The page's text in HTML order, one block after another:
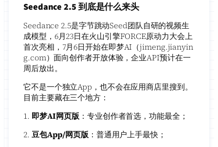
Seedance 2.5 到底是什么来头
Seedance 2.5是字节跳动Seed团队自研的视频生
成模型，6月23日在火山引擎FORCE原动力大会上
首次亮相，7月6日开始在即梦AI（jimeng.jianyin
g.com）面向创作者开放体验，企业API预计在一
周后放出。
它不是一个独立App，也不会在应用商店里搜到。
目前主要藏在三个地方：
1. 即梦AI网页版 ：专业创作者首选，功能最全；
2. 豆包App/网页版 ：普通用户上手最快；